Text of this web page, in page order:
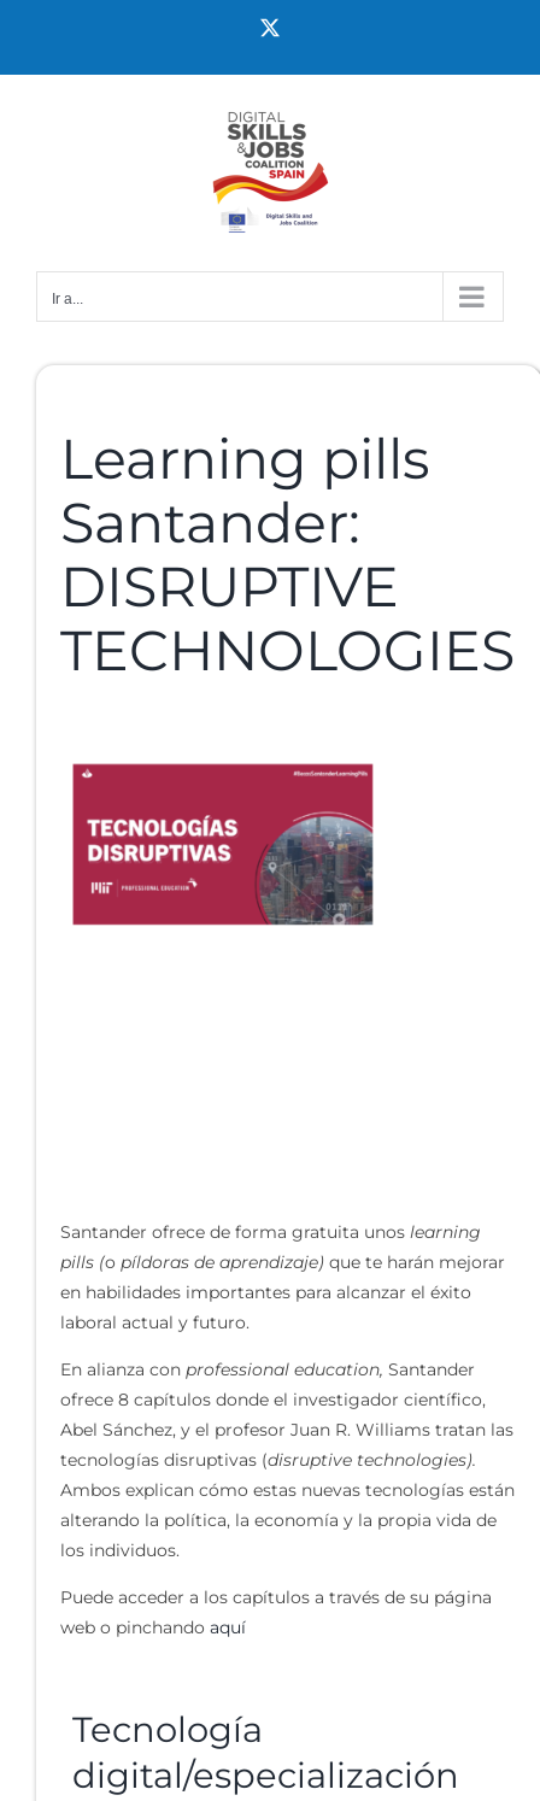
Ir a...
Learning pills
Santander:
DISRUPTIVE
TECHNOLOGIES
Santander ofrece de forma gratuita unos learning
pills (o píldoras de aprendizaje) que te harán mejorar
en habilidades importantes para alcanzar el éxito
laboral actual y futuro.
En alianza con professional education, Santander
ofrece 8 capítulos donde el investigador científico,
Abel Sánchez, y el profesor Juan R. Williams tratan las
tecnologías disruptivas (disruptive technologies).
Ambos explican cómo estas nuevas tecnologías están
alterando la política, la economía y la propia vida de
los individuos.
Puede acceder a los capítulos a través de su página
web o pinchando aquí
Tecnología
digital/especialización